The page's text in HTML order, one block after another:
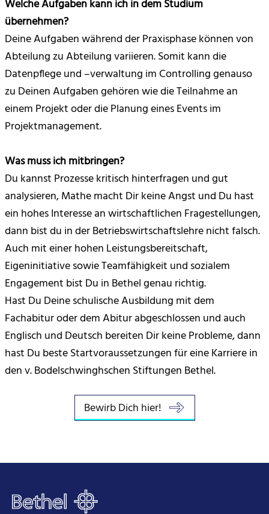
Welche Aufgaben kann ich in dem Studium
übernehmen?
Deine Aufgaben während der Praxisphase können von
Abteilung zu Abteilung variieren. Somit kann die
Datenpflege und –verwaltung im Controlling genauso
zu Deinen Aufgaben gehören wie die Teilnahme an
einem Projekt oder die Planung eines Events im
Projektmanagement.
Was muss ich mitbringen?
Du kannst Prozesse kritisch hinterfragen und gut
analysieren, Mathe macht Dir keine Angst und Du hast
ein hohes Interesse an wirtschaftlichen Fragestellungen,
dann bist du in der Betriebswirtschaftslehre nicht falsch.
Auch mit einer hohen Leistungsbereitschaft,
Eigeninitiative sowie Teamfähigkeit und sozialem
Engagement bist Du in Bethel genau richtig.
Hast Du Deine schulische Ausbildung mit dem
Fachabitur oder dem Abitur abgeschlossen und auch
Englisch und Deutsch bereiten Dir keine Probleme, dann
hast Du beste Startvoraussetzungen für eine Karriere in
den v. Bodelschwinghschen Stiftungen Bethel.
Bewirb Dich hier!